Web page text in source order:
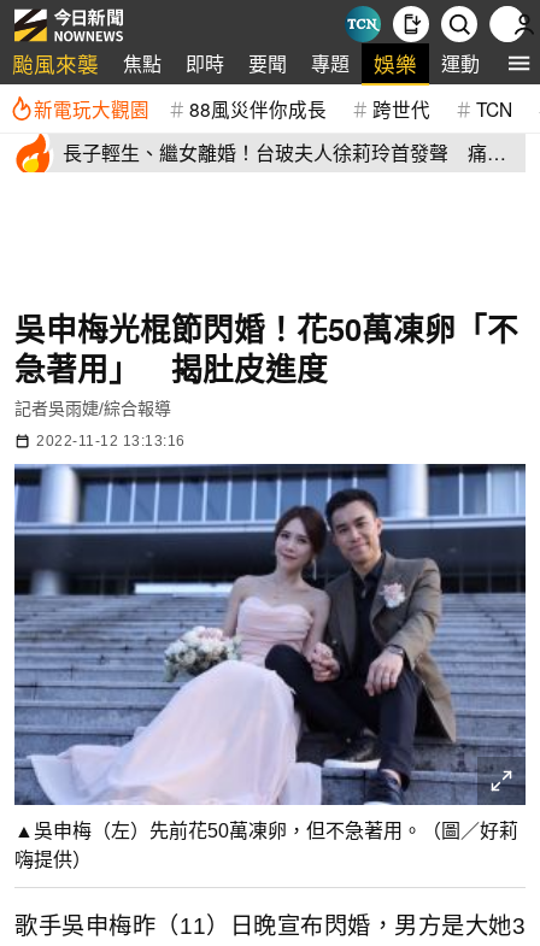
颱風來襲 焦點 即時 要聞 專題 娛樂 運動 全
新電玩大觀園 88風災伴你成長 跨世代 TCN
長子輕生、繼女離婚！台玻夫人徐莉玲首發聲 痛揭
吳申梅光棍節閃婚！花50萬凍卵「不
急著用」 揭肚皮進度
記者吳雨婕/綜合報導
2022-11-12 13:13:16
▲吳申梅（左）先前花50萬凍卵，但不急著用。（圖／好莉
嗨提供）
歌手吳申梅昨（11）日晚宣布閃婚，男方是大她3